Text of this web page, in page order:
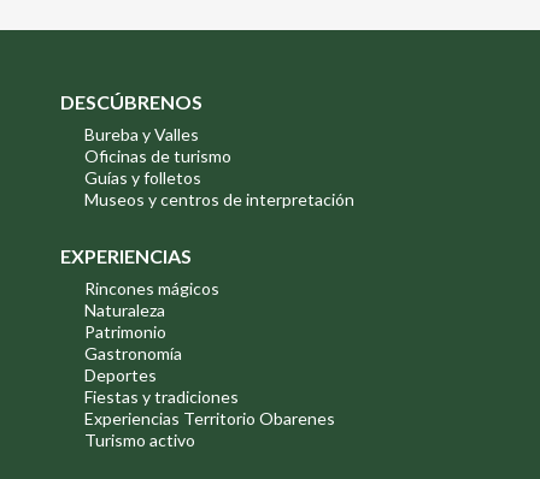
DESCÚBRENOS
Bureba y Valles
Oficinas de turismo
Guías y folletos
Museos y centros de interpretación
EXPERIENCIAS
Rincones mágicos
Naturaleza
Patrimonio
Gastronomía
Deportes
Fiestas y tradiciones
Experiencias Territorio Obarenes
Turismo activo